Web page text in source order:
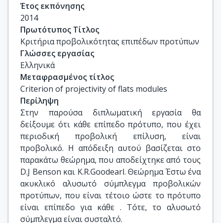
Έτος εκπόνησης
2014
Πρωτότυπος Τίτλος
Κριτήρια προβολικότητας επιπέδων προτύπων
Γλώσσες εργασίας
Ελληνικά
Μεταφρασμένος τίτλος
Criterion of projectivity of flats modules
Περίληψη
Στην παρούσα διπλωματική εργασία θα
δείξουμε ότι κάθε επίπεδο πρότυπο, που έχει
περιοδική προβολική επίλυση, είναι
προβολικό. Η απόδειξη αυτού βασίζεται στο
παρακάτω θεώρημα, που αποδείχτηκε από τους
D.J Benson και K.R.Goodearl. Θεώρημα Έστω ένα
ακυκλικό αλυσωτό σύμπλεγμα προβολικών
προτύπων, που είναι τέτοιο ώστε το πρότυπο
είναι επίπεδο για κάθε . Τότε, το αλυσωτό
σύμπλεγμα είναι συσταλτό.